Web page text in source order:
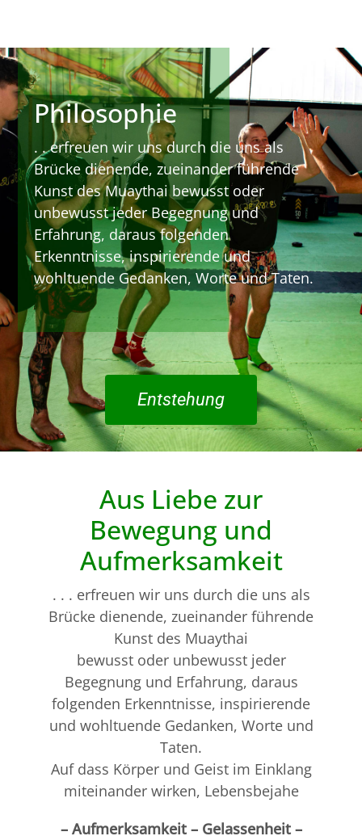
Philosophie
. . erfreuen wir uns durch die uns als
Brücke dienende, zueinander führende
Kunst des Muaythai bewusst oder
unbewusst jeder Begegnung und
Erfahrung, daraus folgenden
Erkenntnisse, inspirierende und
wohltuende Gedanken, Worte und Taten.
Entstehung
Aus Liebe zur
Bewegung und
Aufmerksamkeit
. . . erfreuen wir uns durch die uns als
Brücke dienende, zueinander führende
Kunst des Muaythai
bewusst oder unbewusst jeder
Begegnung und Erfahrung, daraus
folgenden Erkenntnisse, inspirierende
und wohltuende Gedanken, Worte und
Taten.
Auf dass Körper und Geist im Einklang
miteinander wirken, Lebensbejahe
– Aufmerksamkeit – Gelassenheit –